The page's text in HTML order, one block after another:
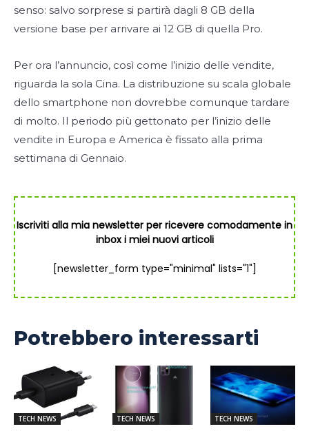
senso: salvo sorprese si partirà dagli 8 GB della
versione base per arrivare ai 12 GB di quella Pro.
Per ora l’annuncio, così come l’inizio delle vendite,
riguarda la sola Cina. La distribuzione su scala globale
dello smartphone non dovrebbe comunque tardare
di molto. Il periodo più gettonato per l’inizio delle
vendite in Europa e America è fissato alla prima
settimana di Gennaio.
Iscriviti alla mia newsletter per ricevere comodamente in
inbox i miei nuovi articoli
[newsletter_form type="minimal" lists="1"]
Potrebbero interessarti
TECH NEWS TECH NEWS TECH NEWS